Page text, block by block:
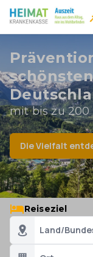
mit bis zu 200
Die Vielfalt
Reiseziel
Land/